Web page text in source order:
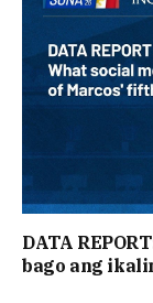
DATA
bago ang